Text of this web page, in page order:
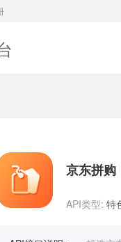
京东拼购
API类型: 特